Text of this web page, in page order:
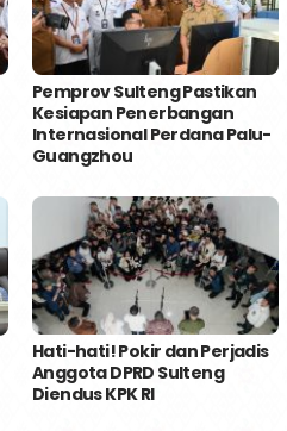
Pemprov Sulteng Pastikan
Kesiapan Penerbangan
Internasional Perdana Palu-
Guangzhou
Hati-hati! Pokir dan Perjadis
Anggota DPRD Sulteng
Diendus KPK RI